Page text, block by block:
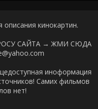
кинокартин.
САЙТА → ЖМИ СЮДА
иноформация
Самих фильмов
нет!